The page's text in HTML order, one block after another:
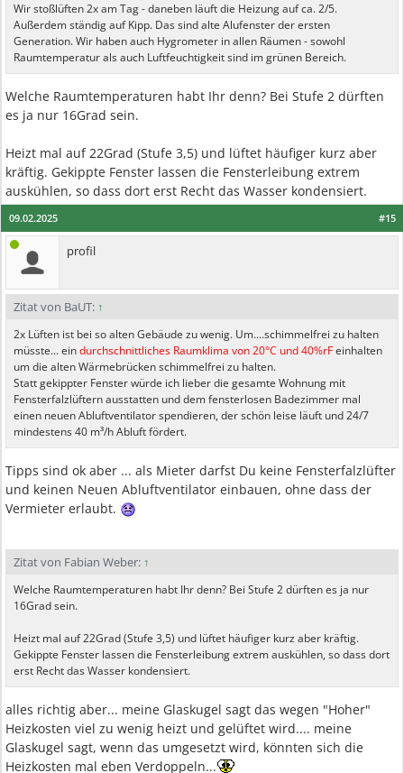
Wir stoßlüften 2x am Tag - daneben läuft die Heizung auf ca. 2/5.
Außerdem ständig auf Kipp. Das sind alte Alufenster der ersten
Generation. Wir haben auch Hygrometer in allen Räumen - sowohl
Raumtemperatur als auch Luftfeuchtigkeit sind im grünen Bereich.
Welche Raumtemperaturen habt Ihr denn? Bei Stufe 2 dürften
es ja nur 16Grad sein.
Heizt mal auf 22Grad (Stufe 3,5) und lüftet häufiger kurz aber
kräftig. Gekippte Fenster lassen die Fensterleibung extrem
auskühlen, so dass dort erst Recht das Wasser kondensiert.
#15
09.02.2025
profil
Zitat von BaUT: ↑
2x Lüften ist bei so alten Gebäude zu wenig. Um....schimmelfrei zu halten
müsste... eindurchschnittliches Raumklima von 20°C und 40%rFeinhalten
um die alten Wärmebrücken schimmelfrei zu halten.
Statt gekippter Fenster würde ich lieber die gesamte Wohnung mit
Fensterfalzlüftern ausstatten und dem fensterlosen Badezimmer mal
einen neuen Abluftventilator spendieren, der schön leise läuft und 24/7
mindestens 40 m³/h Abluft fördert.
Tipps sind ok aber ... als Mieter darfst Du keine Fensterfalzlüfter
und keinen Neuen Abluftventilator einbauen, ohne dass der
Vermieter erlaubt.
Zitat von Fabian Weber: ↑
Welche Raumtemperaturen habt Ihr denn? Bei Stufe 2 dürften es ja nur
16Grad sein.
Heizt mal auf 22Grad (Stufe 3,5) und lüftet häufiger kurz aber kräftig.
Gekippte Fenster lassen die Fensterleibung extrem auskühlen, so dass dort
erst Recht das Wasser kondensiert.
alles richtig aber... meine Glaskugel sagt das wegen "Hoher"
Heizkosten viel zu wenig heizt und gelüftet wird.... meine
Glaskugel sagt, wenn das umgesetzt wird, könnten sich die
Heizkosten mal eben Verdoppeln...